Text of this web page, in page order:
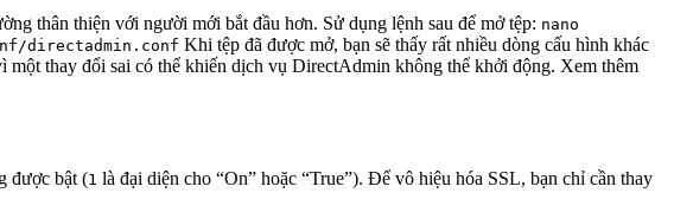
thân thiện với người mới bắt đầu hơn. Sử dụng lệnh sau để mở tệp: nano
directadmin.conf Khi tệp đã được mở, bạn sẽ thấy rất nhiều dòng cấu hình khác
thay đổi sai có thể khiến dịch vụ DirectAdmin không thể khởi động. Xem thêm
được bật (1 là đại diện cho “On” hoặc “True”). Để vô hiệu hóa SSL, bạn chỉ cần thay